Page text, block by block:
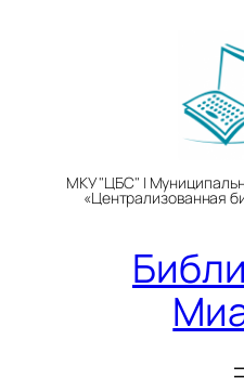
МКУ "ЦБС" |
«Централизованная